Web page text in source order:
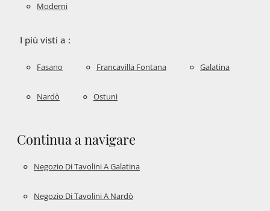
Moderni
I più visti a :
Fasano Francavilla Fontana Galatina
Nardò Ostuni
Continua a navigare
Negozio Di Tavolini A Galatina
Negozio Di Tavolini A Nardò